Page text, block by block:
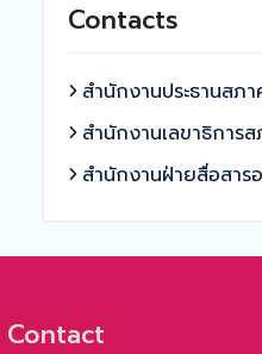
Contacts
สำนักงานประธานสภ
สำนักงานเลขาธิการ
สำนักงานฝ่ายสื่อสา
Contact